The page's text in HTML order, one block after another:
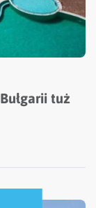
tuż